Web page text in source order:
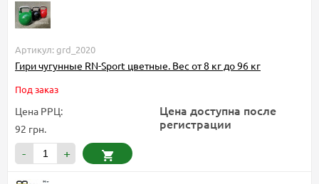
Артикул: grd_2020
Гири чугунные RN-Sport цветные. Вес от 8 кг до 96 кг
Под заказ
Цена РРЦ:
92 грн.
Цена доступна после
регистрации
- +